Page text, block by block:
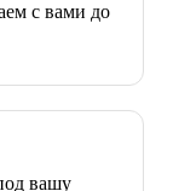
с вами до
вашу